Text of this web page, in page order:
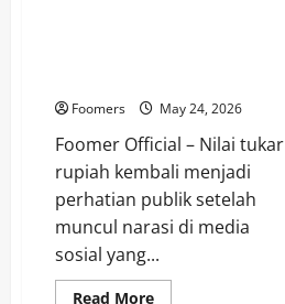
Ekspor
Satu
Pintu
Foomers May 24, 2026
Foomer Official – Nilai tukar
rupiah kembali menjadi
perhatian publik setelah
muncul narasi di media
sosial yang...
Read MoreRead